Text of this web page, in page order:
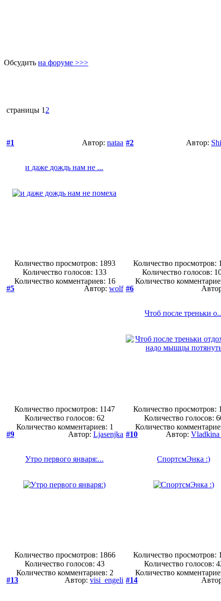
Обсудить на форуме >>>
страницы 1 2
#1 Автор: nataa
и даже дождь нам не ...
Количество просмотров: 1893
Количество голосов: 133
Количество комментариев: 16
#2 Автор:
Количество просмотров:
Количество голосов:
Количество
#5
Автор: wolf
Количество просмотров: 1147
Количество голосов:62
Количество комментариев: 1
#6
Чтоб после треньки
Количество просмотров:
Количество голосов:
Количество
#9
Автор: Ljasenjka
Утро первого января:...
Количество просмотров: 1866
Количество голосов:43
Количество комментариев: 2
#10 Автор:
СпортсмЭнка :)
Количество просмотров:
Количество голосов:
Количество
#13
Автор: visi_engeli #14